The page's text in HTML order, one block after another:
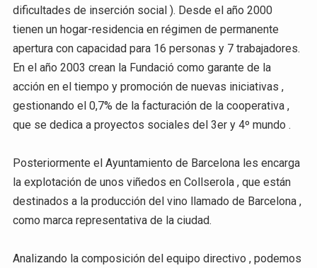
dificultades de inserción social ). Desde el año 2000
tienen un hogar-residencia en régimen de permanente
apertura con capacidad para 16 personas y 7 trabajadores.
En el año 2003 crean la Fundació como garante de la
acción en el tiempo y promoción de nuevas iniciativas ,
gestionando el 0,7% de la facturación de la cooperativa ,
que se dedica a proyectos sociales del 3er y 4º mundo .
Posteriormente el Ayuntamiento de Barcelona les encarga
la explotación de unos viñedos en Collserola , que están
destinados a la producción del vino llamado de Barcelona ,
como marca representativa de la ciudad.
Analizando la composición del equipo directivo , podemos